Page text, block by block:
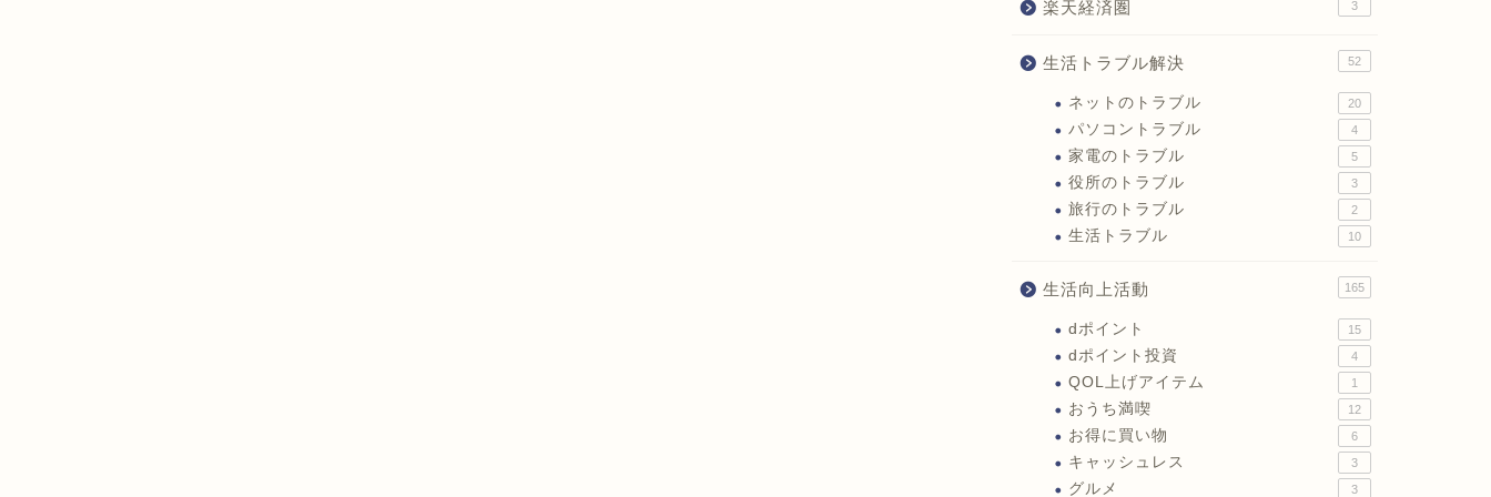
楽天経済圏 3
生活トラブル解決 52
ネットのトラブル 20
パソコントラブル 4
家電のトラブル 5
役所のトラブル 3
旅行のトラブル 2
生活トラブル 10
生活向上活動 165
dポイント 15
dポイント投資 4
QOL上げアイテム 1
おうち満喫 12
お得に買い物 6
キャッシュレス 3
グルメ 3